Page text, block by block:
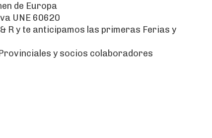
de Europa
UNE 60620
R y te anticipamos las primeras Ferias y
y socios colaboradores